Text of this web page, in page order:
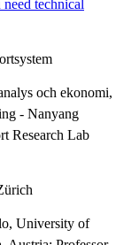
technical
och ekonomi,
- Nanyang
Research Lab
University of